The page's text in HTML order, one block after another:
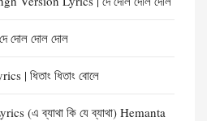
দোল দোল দোল
| ধিতাং ধিতাং বোলে
(এ ব্যাথা কি যে ব্যাথা) Hemanta